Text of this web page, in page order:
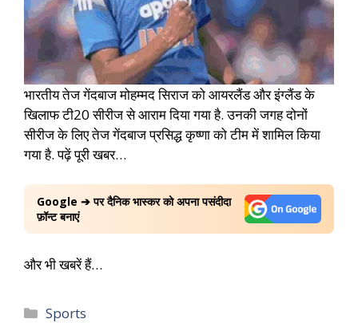
भारतीय तेज गेंदबाज मोहम्मद सिराज को आयरलैंड और इंग्लैंड के
खिलाफ टी20 सीरीज से आराम दिया गया है. उनकी जगह दोनों
सीरीज के लिए तेज गेंदबाज प्रसिद्ध कृष्णा को टीम में शामिल किया
गया है. पढ़ें पूरी खबर…
Google ➔ पर दैनिक भास्कर को अपना पसंदीदा
फ़ॉन्ट बनाएं
और भी खबरें हैं…
Sports